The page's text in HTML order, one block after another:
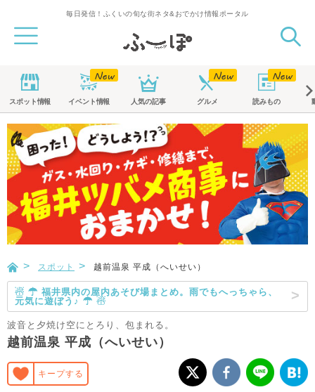
毎日発信！ふくいの旬な街ネタ&おでかけ情報ポータル
スポット情報 イベント情報 人気の記事 グルメ 読みもの
スポット 越前温泉 平成（へいせい）
☃ ☂ 福井県内の屋内あそび場まとめ。雨でもへっちゃら、
元気に遊ぼう♪ ☂ ☃
波音と夕焼け空にとろり、包まれる。
越前温泉 平成（へいせい）
キープする